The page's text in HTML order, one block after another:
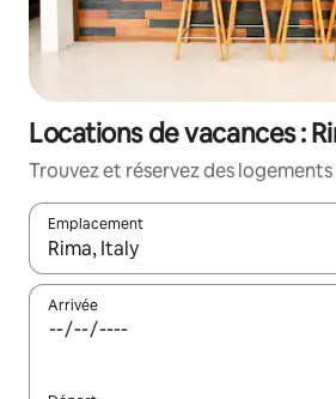
Locations de vacances :
Trouvez et réservez des
Emplacement
Quand les résultats sont affichés,
Arrivée